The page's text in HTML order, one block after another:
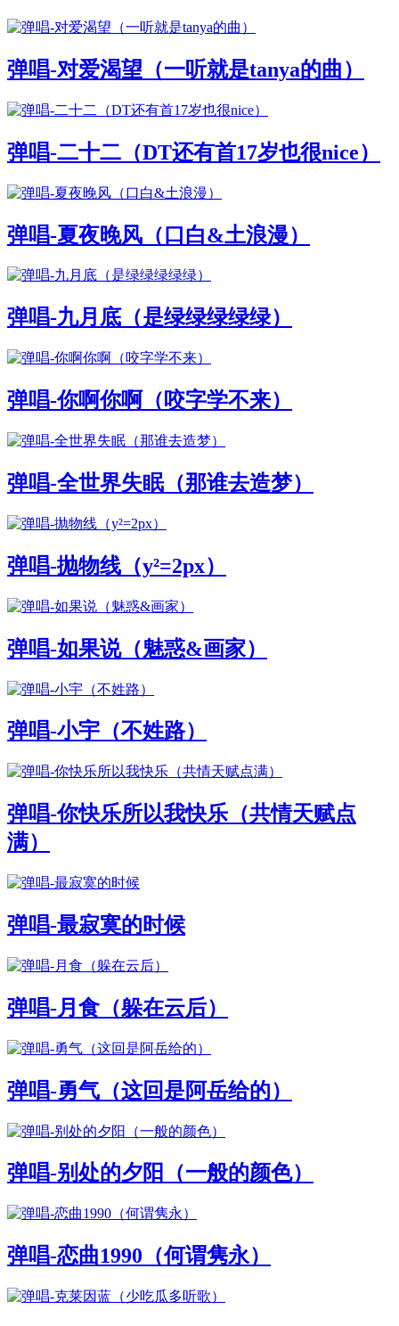
弹唱-对爱渴望（一听就是tanya的曲）
弹唱-二十二（DT还有首17岁也很nice）
弹唱-夏夜晚风（口白&土浪漫）
弹唱-九月底（是绿绿绿绿绿）
弹唱-你啊你啊（咬字学不来）
弹唱-全世界失眠（那谁去造梦）
弹唱-抛物线（y²=2px）
弹唱-如果说（魅惑&画家）
弹唱-小宇（不姓路）
弹唱-你快乐所以我快乐（共情天赋点
满）
弹唱-最寂寞的时候
弹唱-月食（躲在云后）
弹唱-勇气（这回是阿岳给的）
弹唱-别处的夕阳（一般的颜色）
弹唱-恋曲1990（何谓隽永）